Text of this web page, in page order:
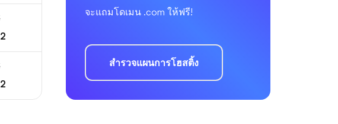
จะแถมโดเมน .com ให้ฟรี!
สำรวจแผนการโฮสติ้ง